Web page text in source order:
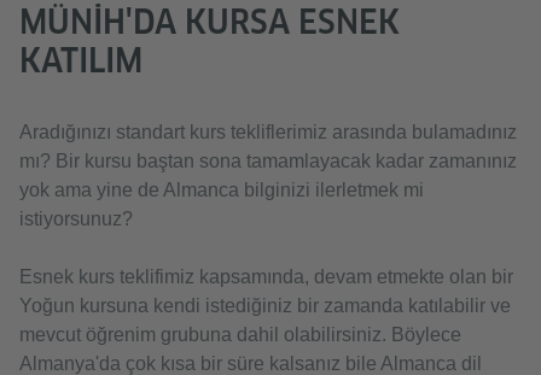
MÜNIH'DA KURSA ESNEK
KATILIM
Aradığınızı standart kurs tekliflerimiz arasında bulamadınız
mı? Bir kursu baştan sona tamamlayacak kadar zamanınız
yok ama yine de Almanca bilginizi ilerletmek mi
istiyorsunuz?
Esnek kurs teklifimiz kapsamında, devam etmekte olan bir
Yoğun kursuna kendi istediğiniz bir zamanda katılabilir ve
mevcut öğrenim grubuna dahil olabilirsiniz. Böylece
Almanya'da çok kısa bir süre kalsanız bile Almanca dil